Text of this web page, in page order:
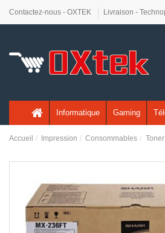
Contactez-nous - OXTEK Livraison -
Informatique Gaming
Accueil Impression Consommables Toner